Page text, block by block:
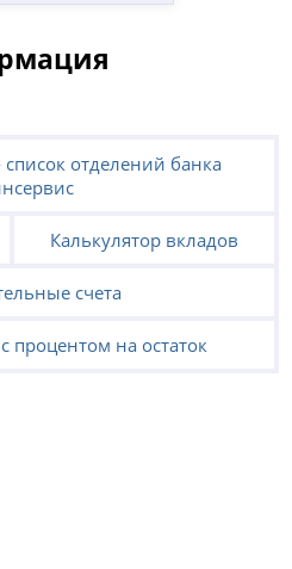
список отделений банка
Калькулятор вкладов
счета
процентом на остаток